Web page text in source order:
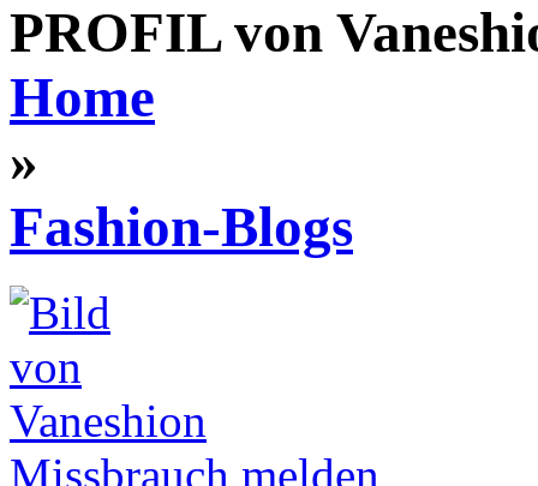
PROFIL von
Home
»
Fashion-Blogs
Missbrauch melden